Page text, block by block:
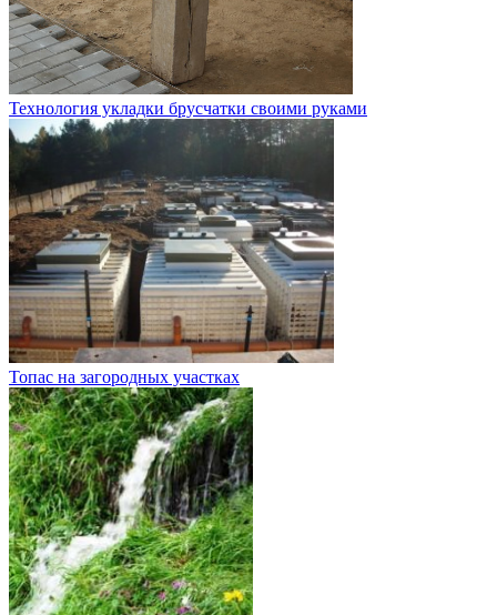
Технология укладки брусчатки своими руками
Топас на загородных участках